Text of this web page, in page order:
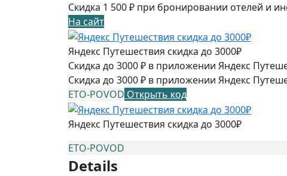
Скидка 1 500 ₽ при бронировании отелей и
На сайт
Яндекс Путешествия скидка до 3000₽
Скидка до 3000 ₽ в приложении Яндекс
Скидка до 3000 ₽ в приложении Яндекс
ETO-POVOD Открыть код
Яндекс Путешествия скидка до 3000₽
ETO-POVOD
Details